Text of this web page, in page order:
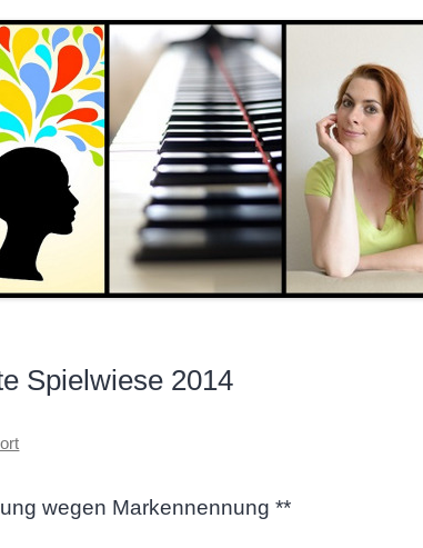
Spielwiese 2014
wegen Markennennung **